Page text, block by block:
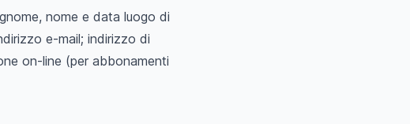
nome e data luogo di
e-mail; indirizzo di
on-line (per abbonamenti